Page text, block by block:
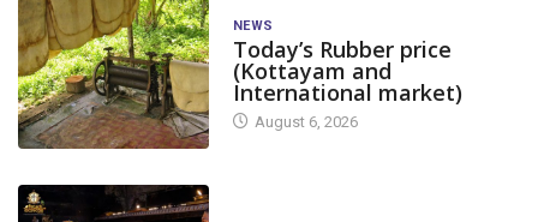
NEWS
Today’s Rubber price
(Kottayam and
International market)
August 6, 2026